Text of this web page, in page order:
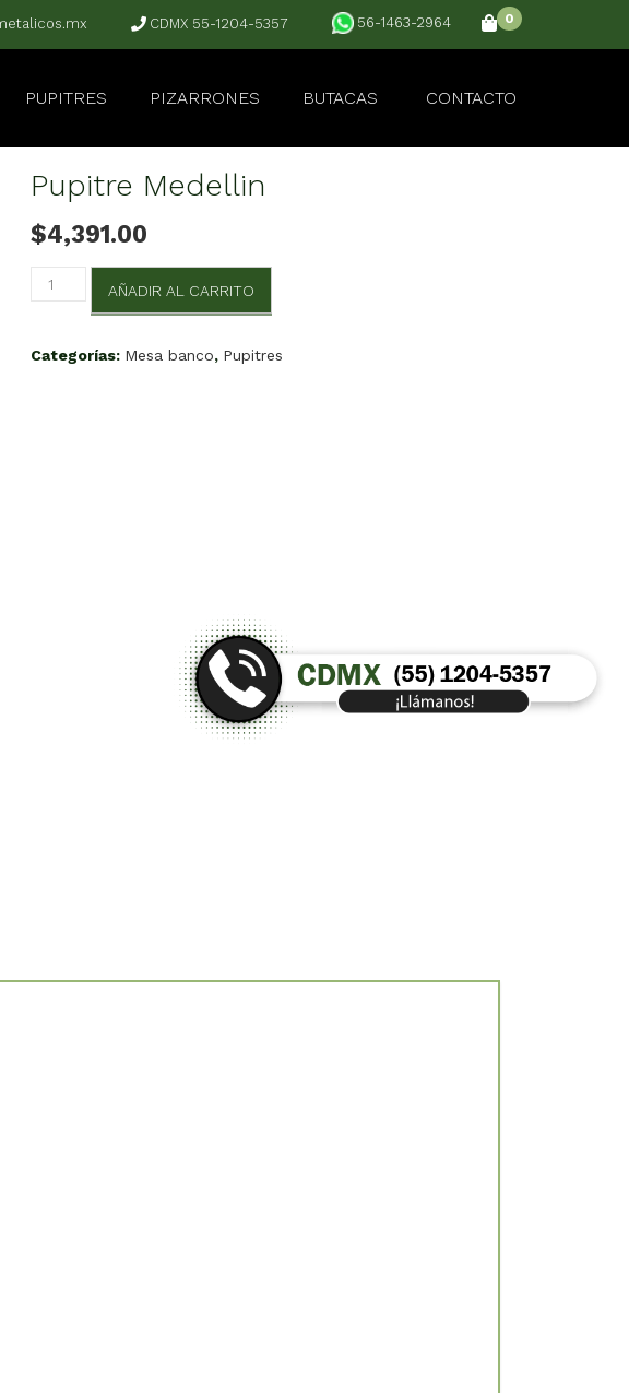
CDMX 55-1204-5357 56-1463-2964 0
PUPITRES PIZARRONES BUTACAS CONTACTO
Pupitre Medellin
$4,391.00
Pupitre
cantidad
AÑADIR AL CARRITO
Categorías: Mesa banco, Pupitres